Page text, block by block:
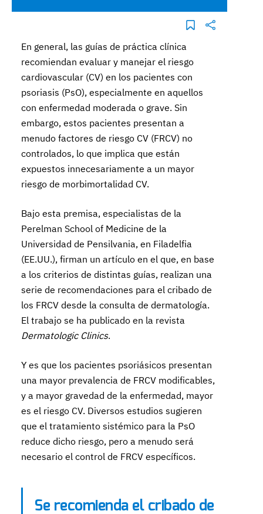
En general, las guías de práctica clínica
recomiendan evaluar y manejar el riesgo
cardiovascular (CV) en los pacientes con
psoriasis (PsO), especialmente en aquellos
con enfermedad moderada o grave. Sin
embargo, estos pacientes presentan a
menudo factores de riesgo CV (FRCV) no
controlados, lo que implica que están
expuestos innecesariamente a un mayor
riesgo de morbimortalidad CV.
Bajo esta premisa, especialistas de la
Perelman School of Medicine de la
Universidad de Pensilvania, en Filadelfia
(EE.UU.), firman un artículo en el que, en base
a los criterios de distintas guías, realizan una
serie de recomendaciones para el cribado de
los FRCV desde la consulta de dermatología.
El trabajo se ha publicado en la revista
Dermatologic Clinics.
Y es que los pacientes psoriásicos presentan
una mayor prevalencia de FRCV modificables,
y a mayor gravedad de la enfermedad, mayor
es el riesgo CV. Diversos estudios sugieren
que el tratamiento sistémico para la PsO
reduce dicho riesgo, pero a menudo será
necesario el control de FRCV específicos.
Se recomienda el cribado de